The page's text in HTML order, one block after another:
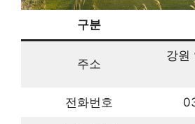
구분
주소
강원
전화번호